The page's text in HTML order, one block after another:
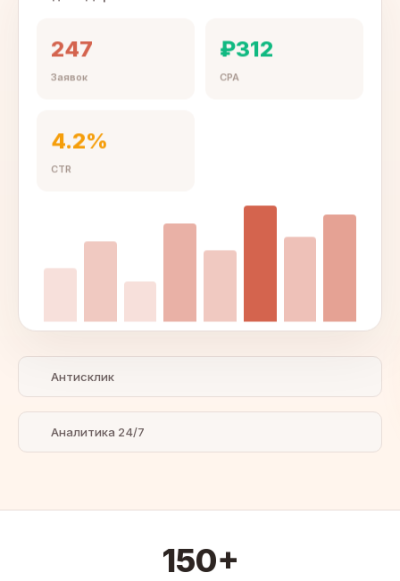
247
Заявок
₽312
CPA
4.2%
CTR
Антисклик
Аналитика 24/7
150+